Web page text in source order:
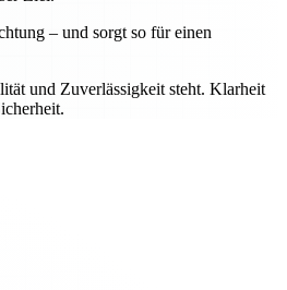
– und sorgt so für einen
und Zuverlässigkeit steht. Klarheit